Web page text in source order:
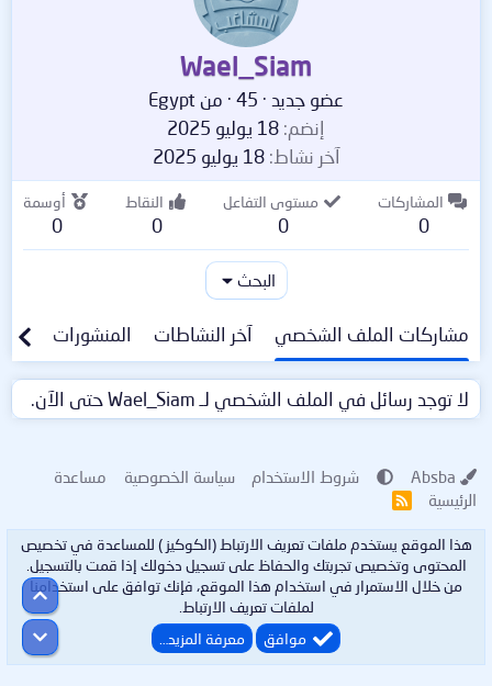
Wael_Siam
عضو جديد ·
· من Egypt
إنضم 18 يوليو 2025
آخر نشاط 18 يوليو 2025
المشاركات
0
مستوى التفاعل
0
النقاط
0
أوسمة
0
البحث
مشاركات الملف الشخصي آخر النشاطات المنشورات
لا توجد رسائل في الملف الشخصي لـ Wael_Siam حتى الآن.
شروط الاستخدام سياسة الخصوصية
مساعدة
الرئيسية
R
هذا الموقع يستخدم ملفات تعريف الارتباط (الكوكيز ) للمساعدة في تخصيص
المحتوى وتخصيص تجربتك والحفاظ على تسجيل دخولك إذا قمت بالتسجيل.
من خلال الاستمرار في استخدام هذا الموقع، فإنك توافق على استخدامنا
لملفات تعريف الارتباط.
موافق
معرفة المزيد…
أعلى